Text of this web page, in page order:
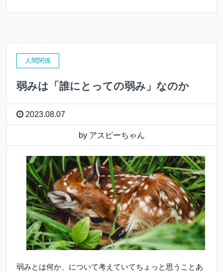
人間関係
弱みは「誰にとっての弱み」なのか
2023.08.07
by アスピーちゃん
弱みとは何か、について考えていてちょっと思うことあ